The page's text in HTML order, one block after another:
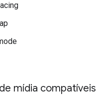
mídia compatíveis